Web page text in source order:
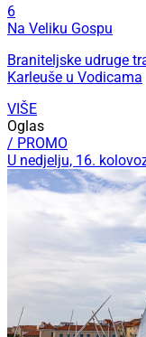
6
Na Veliku Gospu
Braniteljske udruge
Karleuše u Vodicama
VIŠE
Oglas
/ PROMO
U nedjelju, 16.